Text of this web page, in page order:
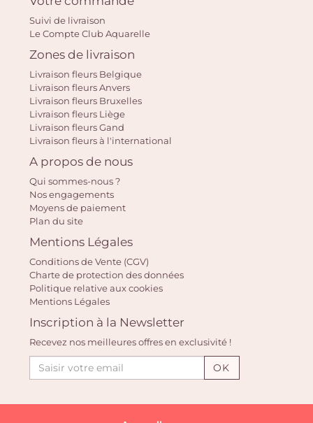
Suivi de livraison
Le Compte Club Aquarelle
Zones de livraison
Livraison fleurs Belgique
Livraison fleurs Anvers
Livraison fleurs Bruxelles
Livraison fleurs Liège
Livraison fleurs Gand
Livraison fleurs à l'international
A propos de nous
Qui sommes-nous ?
Nos engagements
Moyens de paiement
Plan du site
Mentions Légales
Conditions de Vente (CGV)
Charte de protection des données
Politique relative aux cookies
Mentions Légales
Inscription à la Newsletter
Recevez nos meilleures offres en exclusivité !
OK